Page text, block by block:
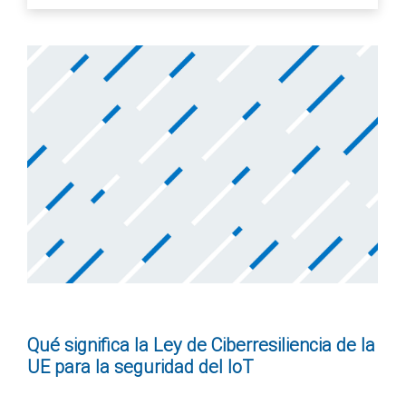
Qué significa la Ley de Ciberresiliencia de la
UE para la seguridad del IoT